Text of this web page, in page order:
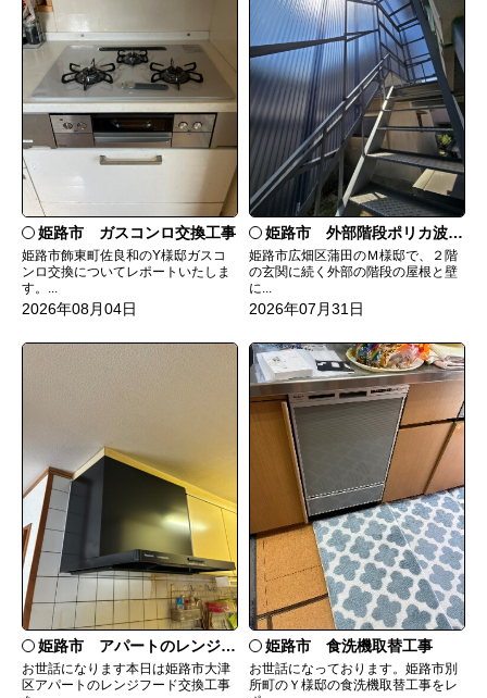
姫路市 ガスコンロ交換工事
姫路市飾東町佐良和のY様邸ガスコ
ンロ交換についてレポートいたしま
す。...
2026年08月04日
姫路市 外部階段ポリカ波板張替工事
姫路市広畑区蒲田のＭ様邸で、２階
の玄関に続く外部の階段の屋根と壁
に...
2026年07月31日
姫路市 アパートのレンジフード交換
お世話になります本日は姫路市大津
区アパートのレンジフード交換工事
姫路市 食洗機取替工事
お世話になっております。姫路市別
所町のＹ様邸の食洗機取替工事をレ